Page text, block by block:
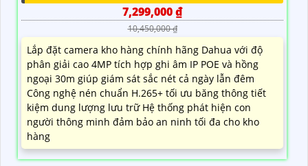
7,299,000 ₫
10,450,000 ₫
Lắp đặt camera kho hàng chính hãng Dahua với độ
phân giải cao 4MP tích hợp ghi âm IP POE và hồng
ngoại 30m giúp giám sát sắc nét cả ngày lẫn đêm
Công nghệ nén chuẩn H.265+ tối ưu băng thông tiết
kiệm dung lượng lưu trữ Hệ thống phát hiện con
người thông minh đảm bảo an ninh tối đa cho kho
hàng